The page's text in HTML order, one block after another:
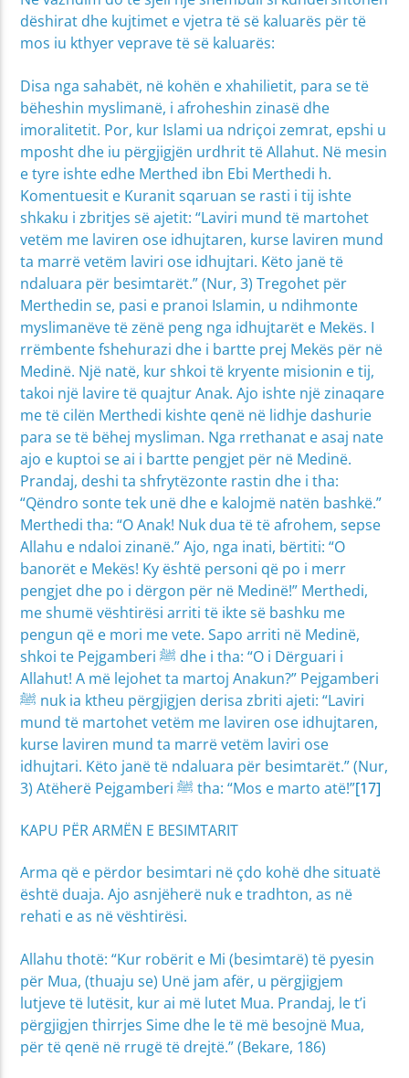
dëshirat dhe kujtimet e vjetra të së kaluarës për të
mos iu kthyer veprave të së kaluarës:
Disa nga sahabët, në kohën e xhahilietit, para se të
bëheshin myslimanë, i afroheshin zinasë dhe
imoralitetit. Por, kur Islami ua ndriçoi zemrat, epshi u
mposht dhe iu përgjigjën urdhrit të Allahut. Në mesin
e tyre ishte edhe Merthed ibn Ebi Merthedi h.
Komentuesit e Kuranit sqaruan se rasti i tij ishte
shkaku i zbritjes së ajetit: “Laviri mund të martohet
vetëm me laviren ose idhujtaren, kurse laviren mund
ta marrë vetëm laviri ose idhujtari. Këto janë të
ndaluara për besimtarët.” (Nur, 3) Tregohet për
Merthedin se, pasi e pranoi Islamin, u ndihmonte
myslimanëve të zënë peng nga idhujtarët e Mekës. I
rrëmbente fshehurazi dhe i bartte prej Mekës për në
Medinë. Një natë, kur shkoi të kryente misionin e tij,
takoi një lavire të quajtur Anak. Ajo ishte një zinaqare
me të cilën Merthedi kishte qenë në lidhje dashurie
para se të bëhej mysliman. Nga rrethanat e asaj nate
ajo e kuptoi se ai i bartte pengjet për në Medinë.
Prandaj, deshi ta shfrytëzonte rastin dhe i tha:
“Qëndro sonte tek unë dhe e kalojmë natën bashkë.”
Merthedi tha: “O Anak! Nuk dua të të afrohem, sepse
Allahu e ndaloi zinanë.” Ajo, nga inati, bërtiti: “O
banorët e Mekës! Ky është personi që po i merr
pengjet dhe po i dërgon për në Medinë!” Merthedi,
me shumë vështirësi arriti të ikte së bashku me
pengun që e mori me vete. Sapo arriti në Medinë,
shkoi te Pejgamberi ﷺ dhe i tha: “O i Dërguari i
Allahut! A më lejohet ta martoj Anakun?” Pejgamberi
ﷺ nuk ia ktheu përgjigjen derisa zbriti ajeti: “Laviri
mund të martohet vetëm me laviren ose idhujtaren,
kurse laviren mund ta marrë vetëm laviri ose
idhujtari. Këto janë të ndaluara për besimtarët.” (Nur,
3) Atëherë Pejgamberi ﷺ tha: “Mos e marto atë!”[17]
KAPU PËR ARMËN E BESIMTARIT
Arma që e përdor besimtari në çdo kohë dhe situatë
është duaja. Ajo asnjëherë nuk e tradhton, as në
rehati e as në vështirësi.
Allahu thotë: “Kur robërit e Mi (besimtarë) të pyesin
për Mua, (thuaju se) Unë jam afër, u përgjigjem
lutjeve të lutësit, kur ai më lutet Mua. Prandaj, le t’i
përgjigjen thirrjes Sime dhe le të më besojnë Mua,
për të qenë në rrugë të drejtë.” (Bekare, 186)